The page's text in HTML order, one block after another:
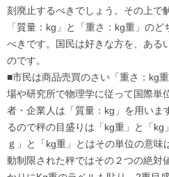
刻廃止するべきでしょう。その上で
「質量：kg」と「重さ：kg重」の
べきです。国民は好きな方を、ある
のです。
■市民は商品売買のさい「重さ：kg
場や研究所で物理学に従って国際単
者・企業人は「質量：kg」を用いま
るので秤の目盛りは「kg重」と「kg
ｇ」と「kg重」とはその単位の意
動制限された秤ではその２つの絶対